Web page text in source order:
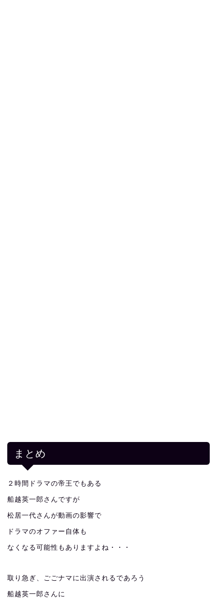
まとめ
２時間ドラマの帝王でもある
船越英一郎さんですが
松居一代さんが動画の影響で
ドラマのオファー自体も
なくなる可能性もありますよね・・・
取り急ぎ、ごごナマに出演されるであろう
船越英一郎さんに